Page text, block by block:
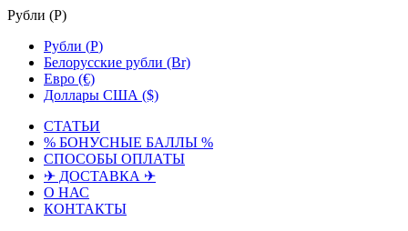
Рубли (Р)
Рубли (Р)
Белорусские рубли (Br)
Евро (€)
Доллары США ($)
СТАТЬИ
% БОНУСНЫЕ БАЛЛЫ %
СПОСОБЫ ОПЛАТЫ
✈ ДОСТАВКА ✈
О НАС
КОНТАКТЫ